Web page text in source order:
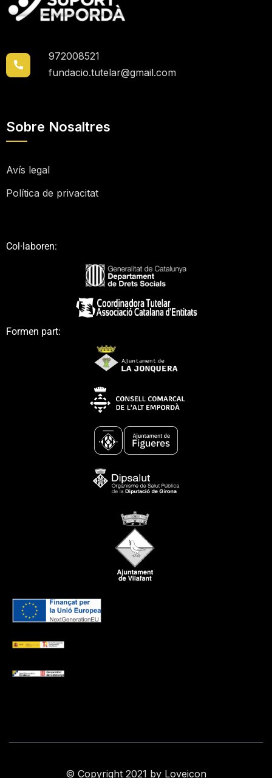
972008521
fundacio.tutelar@gmail.com
Sobre Nosaltres
Avís legal
Política de privacitat
Col·laboren:
Formen part:
© Copyright 2021 by Loveicon